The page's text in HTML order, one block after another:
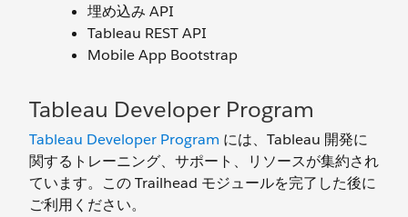
埋め込み API
Tableau REST API
Mobile App Bootstrap
Tableau Developer Program
Tableau Developer Program には、Tableau 開発に
関するトレーニング、サポート、リソースが集約され
ています。この Trailhead モジュールを完了した後に
ご利用ください。